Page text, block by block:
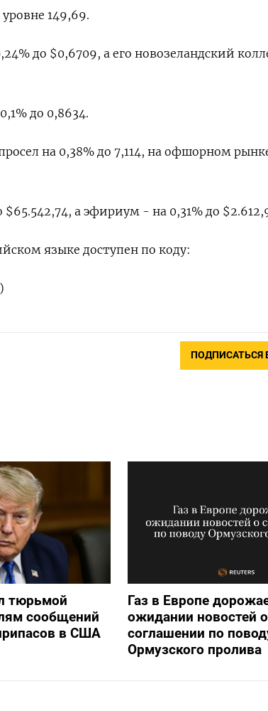
149,69.
до $0,6709​, а его новозеландский
до 0,8634​.
на 0,38% до 7,114​, на офшорном
а эфириум - на 0,31% до
языке доступен по коду:
ПОДПИСАТЬСЯ В
тюрьмой
сообщений
в США
Газ в Европе
ожидании новостей о
соглашении по
Ормузского пролива